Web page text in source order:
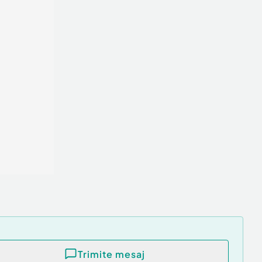
Trimite mesaj